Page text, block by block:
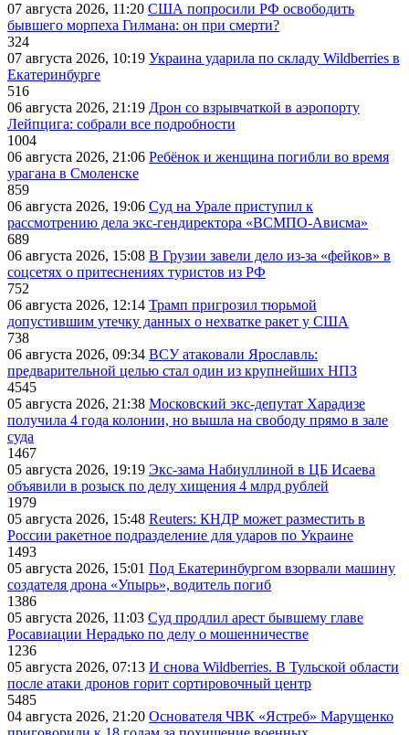
07 августа 2026, 11:20 США попросили РФ освободить
бывшего морпеха Гилмана: он при смерти?
324
07 августа 2026, 10:19 Украина ударила по складу Wildberries в
Екатеринбурге
516
06 августа 2026, 21:19 Дрон со взрывчаткой в аэропорту
Лейпцига: собрали все подробности
1004
06 августа 2026, 21:06 Ребёнок и женщина погибли во время
урагана в Смоленске
859
06 августа 2026, 19:06 Суд на Урале приступил к
рассмотрению дела экс-гендиректора «ВСМПО-Ависма»
689
06 августа 2026, 15:08 В Грузии завели дело из-за «фейков» в
соцсетях о притеснениях туристов из РФ
752
06 августа 2026, 12:14 Трамп пригрозил тюрьмой
допустившим утечку данных о нехватке ракет у США
738
06 августа 2026, 09:34 ВСУ атаковали Ярославль:
предварительной целью стал один из крупнейших НПЗ
4545
05 августа 2026, 21:38 Московский экс-депутат Харадизе
получила 4 года колонии, но вышла на свободу прямо в зале
суда
1467
05 августа 2026, 19:19 Экс-зама Набиуллиной в ЦБ Исаева
объявили в розыск по делу хищения 4 млрд рублей
1979
05 августа 2026, 15:48 Reuters: КНДР может разместить в
России ракетное подразделение для ударов по Украине
1493
05 августа 2026, 15:01 Под Екатеринбургом взорвали машину
создателя дрона «Упырь», водитель погиб
1386
05 августа 2026, 11:03 Суд продлил арест бывшему главе
Росавиации Нерадько по делу о мошенничестве
1236
05 августа 2026, 07:13 И снова Wildberries. В Тульской области
после атаки дронов горит сортировочный центр
5485
04 августа 2026, 21:20 Основателя ЧВК «Ястреб» Марущенко